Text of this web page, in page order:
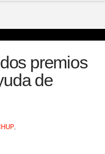
premios
de
,